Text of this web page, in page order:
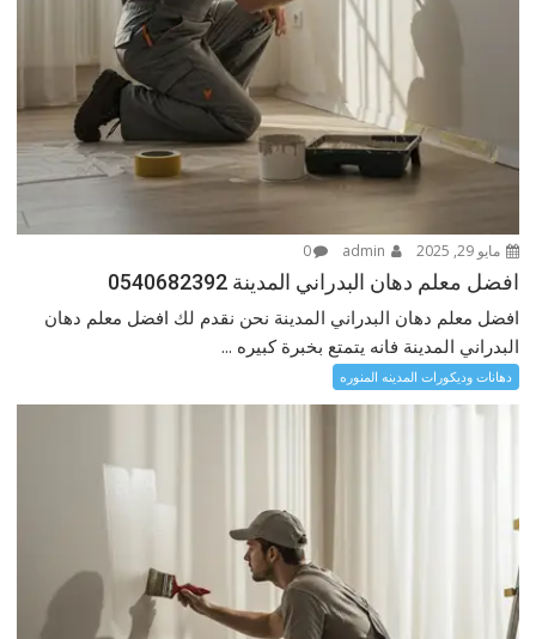
مايو 29, 2025 0
افضل معلم دهان البدراني المدينة 0540682392
افضل معلم دهان البدراني المدينة نحن نقدم لك افضل معلم دهان
البدراني المدينة فانه يتمتع بخبرة كبيره ...
دهانات وديكورات المدينه المنوره